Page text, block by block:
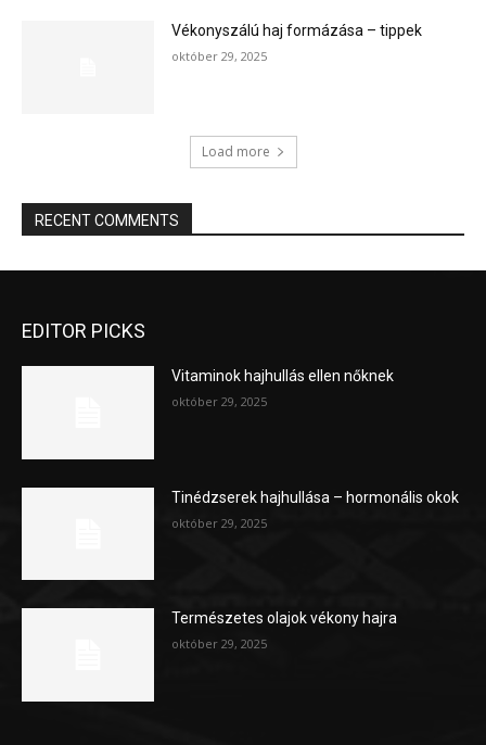
Vékonyszálú haj formázása – tippek
október 29, 2025
Load more
RECENT COMMENTS
EDITOR PICKS
Vitaminok hajhullás ellen nőknek
október 29, 2025
Tinédzserek hajhullása – hormonális okok
október 29, 2025
Természetes olajok vékony hajra
október 29, 2025